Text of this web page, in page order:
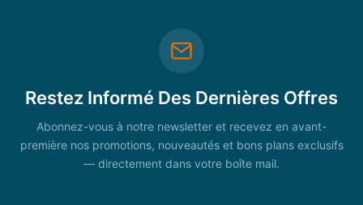
Restez Informé Des Dernières Offres
Abonnez-vous à notre newsletter et recevez en avant-
première nos promotions, nouveautés et bons plans exclusifs
— directement dans votre boîte mail.